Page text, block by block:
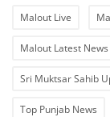
Malout Live
Malout Latest News
Sri Muktsar Sahib
Top Punjab News